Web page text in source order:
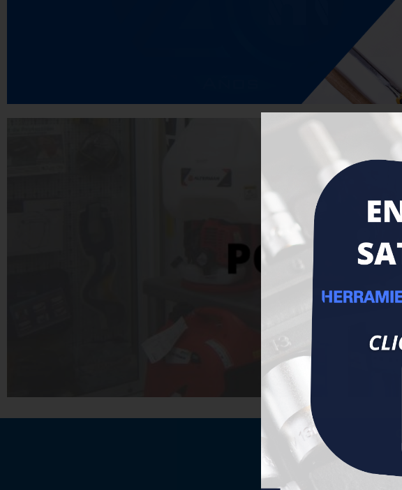
gran sentido de pertenencia, mejorando continuamente en
búsqueda de la satisfacción total de nuestros clientes.
HERRAMIENTAS INDUSTRIALES SAS. Es una empresa
cumplimiento estricto de las condiciones de despacho y
humano y tecnológico altamente calificado para asegurar el
fundamental para la permanencia